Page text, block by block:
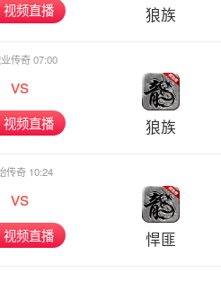
视频直播 狼族
传奇 07:00
vs
视频直播 狼族
传奇 10:24
vs
视频直播 悍匪